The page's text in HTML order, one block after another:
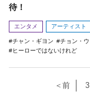
待！
エンタメ アーティスト
チャン・ギヨン
チョン・ウ
ヒーローではないけれど
＜前 3